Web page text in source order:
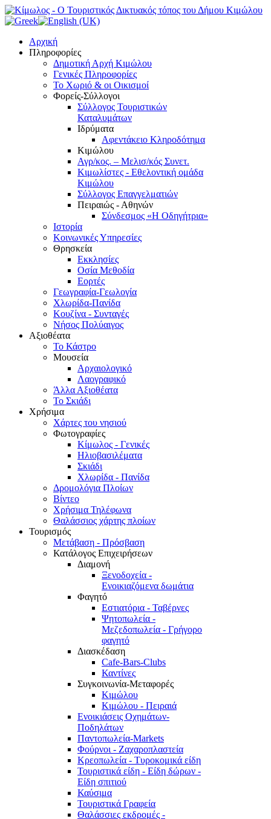
Αρχική
Πληροφορίες
Δημοτική Αρχή Κιμώλου
Γενικές Πληροφορίες
Το Xωριό & οι Οικισμοί
Φορείς-Σύλλογοι
Σύλλογος Τουριστικών
Καταλυμάτων
Ιδρύματα
Αφεντάκειο Κληροδότημα
Κιμώλου
Αγρ/κος. – Μελισ/κός Συνετ.
Κιμωλίστες - Εθελοντική ομάδα
Κιμώλου
Σύλλογος Επαγγελματιών
Πειραιώς - Αθηνών
Σύνδεσμος «Η Οδηγήτρια»
Ιστορία
Κοινωνικές Υπηρεσίες
Θρησκεία
Εκκλησίες
Οσία Μεθοδία
Εορτές
Γεωγραφία-Γεωλογία
Χλωρίδα-Πανίδα
Κουζίνα - Συνταγές
Νήσος Πολύαιγος
Αξιοθέατα
Το Κάστρο
Μουσεία
Αρχαιολογικό
Λαογραφικό
Άλλα Αξιοθέατα
Το Σκιάδι
Χρήσιμα
Χάρτες του νησιού
Φωτογραφίες
Κίμωλος - Γενικές
Ηλιοβασιλέματα
Σκιάδι
Χλωρίδα - Πανίδα
Δρομολόγια Πλοίων
Βίντεο
Χρήσιμα Τηλέφωνα
Θαλάσσιος χάρτης πλοίων
Τουρισμός
Μετάβαση - Πρόσβαση
Κατάλογος Επιχειρήσεων
Διαμονή
Ξενοδοχεία -
Ενοικιαζόμενα δωμάτια
Φαγητό
Εστιατόρια - Ταβέρνες
Ψητοπωλεία -
Μεζεδοπωλεία - Γρήγορο
φαγητό
Διασκέδαση
Cafe-Bars-Clubs
Καντίνες
Συγκοινωνία-Μεταφορές
Κιμώλου
Κιμώλου - Πειραιά
Ενοικιάσεις Οχημάτων-
Ποδηλάτων
Παντοπωλεία-Markets
Φούρνοι - Ζαχαροπλαστεία
Κρεοπωλεία - Τυροκομικά είδη
Τουριστικά είδη - Είδη δώρων -
Είδη σπιτιού
Καύσιμα
Τουριστικά Γραφεία
Θαλάσσιες εκδρομές -